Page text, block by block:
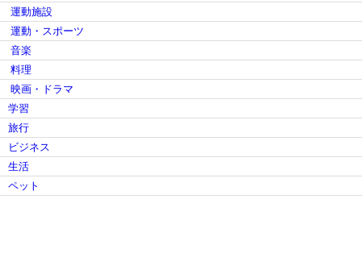
運動施設
運動・スポーツ
音楽
料理
映画・ドラマ
学習
旅行
ビジネス
生活
ペット